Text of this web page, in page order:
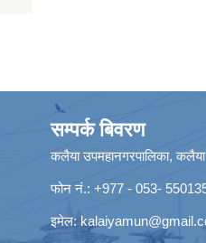
सम्पर्क बिवरण
कलैया उपमहानगरपालिका,
फोन नं.: +977 - 053-
इमेल: